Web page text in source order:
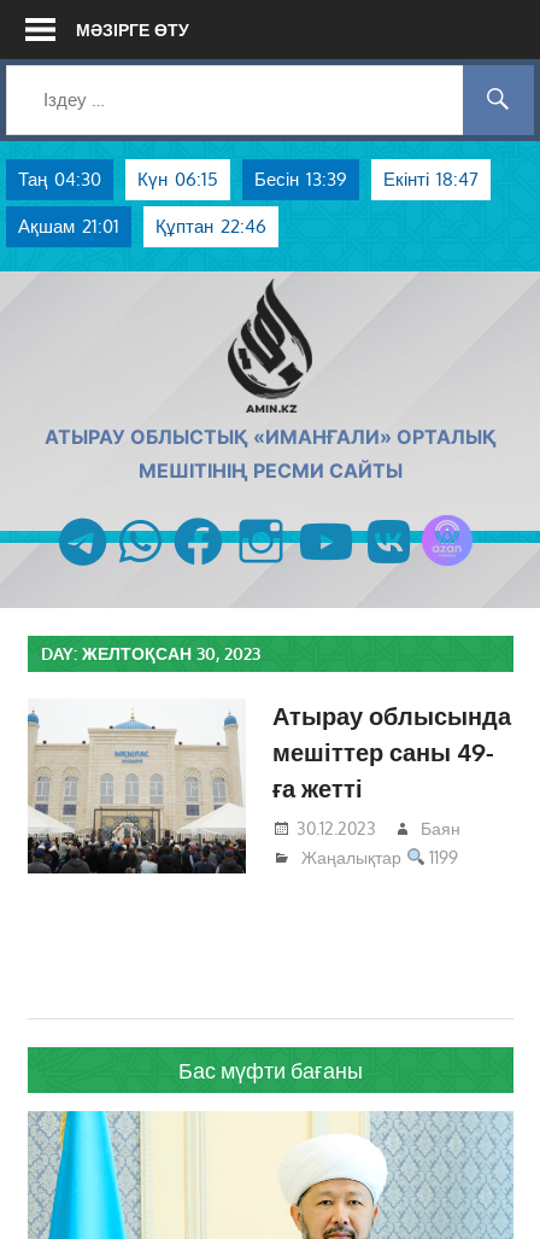
Skip
МӘЗІРГЕ ӨТУ
Таң 04:30 Күн 06:15 Бесін 13:39 Екінті 18:47
Ақшам 21:01 Құптан 22:46
АТЫРАУ ОБЛЫСТЫҚ «ИМАНҒАЛИ» ОРТАЛЫҚ
МЕШІТІНІҢ РЕСМИ САЙТЫ
telegramwhatsappfacebookinstagramyoutubevk
DAY: ЖЕЛТОҚСАН 30, 2023
Атырау облысында
мешіттер саны 49-
ға жетті
30.12.2023
Баян
Жаңалықтар
1199
Бас мүфти бағаны